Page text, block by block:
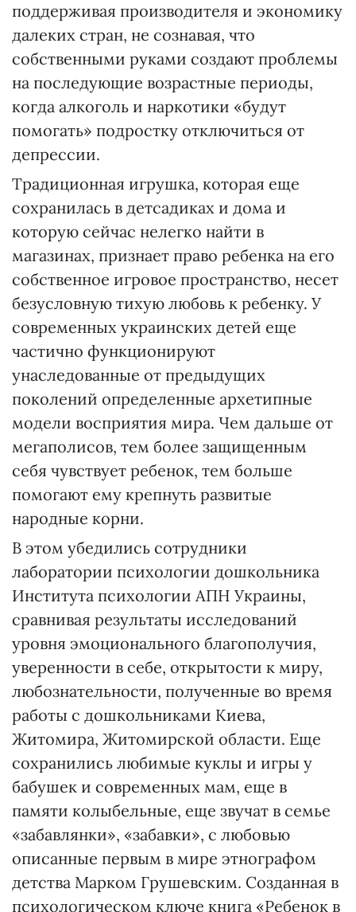
поддерживая производителя и экономику
далеких стран, не сознавая, что
собственными руками создают проблемы
на последующие возрастные периоды,
когда алкоголь и наркотики «будут
помогать» подростку отключиться от
депрессии.
Традиционная игрушка, которая еще
сохранилась в детсадиках и дома и
которую сейчас нелегко найти в
магазинах, признает право ребенка на его
собственное игровое пространство, несет
безусловную тихую любовь к ребенку. У
современных украинских детей еще
частично функционируют
унаследованные от предыдущих
поколений определенные архетипные
модели восприятия мира. Чем дальше от
мегаполисов, тем более защищенным
себя чувствует ребенок, тем больше
помогают ему крепнуть развитые
народные корни.
В этом убедились сотрудники
лаборатории психологии дошкольника
Института психологии АПН Украины,
сравнивая результаты исследований
уровня эмоционального благополучия,
уверенности в себе, открытости к миру,
любознательности, полученные во время
работы с дошкольниками Киева,
Житомира, Житомирской области. Еще
сохранились любимые куклы и игры у
бабушек и современных мам, еще в
памяти колыбельные, еще звучат в семье
«забавлянки», «забавки», с любовью
описанные первым в мире этнографом
детства Марком Грушевским. Созданная в
психологическом ключе книга «Ребенок в